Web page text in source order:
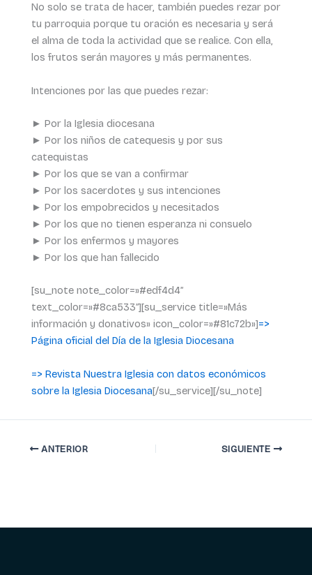
No solo se trata de hacer, también puedes rezar por
tu parroquia porque tu oración es necesaria y será
el alma de toda la actividad que se realice. Con ella,
los frutos serán mayores y más permanentes.
Intenciones por las que puedes rezar:
► Por la Iglesia diocesana
► Por los niños de catequesis y por sus
catequistas
► Por los que se van a confirmar
► Por los sacerdotes y sus intenciones
► Por los empobrecidos y necesitados
► Por los que no tienen esperanza ni consuelo
► Por los enfermos y mayores
► Por los que han fallecido
[su_note note_color=»#edf4d4″
text_color=»#8ca533″][su_service title=»Más
información y donativos» icon_color=»#81c72b»]=>
Página oficial del Día de la Iglesia Diocesana
=> Revista Nuestra Iglesia con datos económicos
sobre la Iglesia Diocesana[/su_service][/su_note]
ANTERIOR SIGUIENTE